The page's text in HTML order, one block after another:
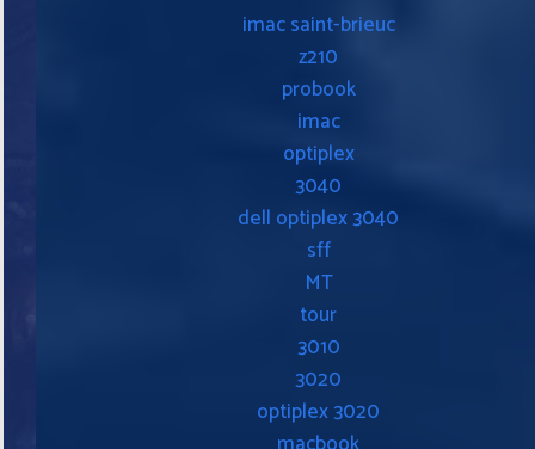
imac saint-brieuc
z210
probook
imac
optiplex
3040
dell optiplex 3040
sff
MT
tour
3010
3020
optiplex 3020